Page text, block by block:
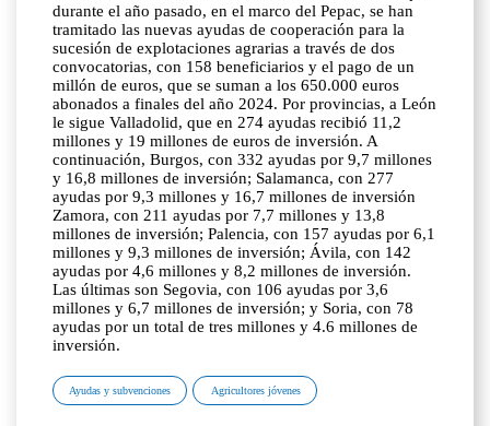
durante el año pasado, en el marco del Pepac, se han
tramitado las nuevas ayudas de cooperación para la
sucesión de explotaciones agrarias a través de dos
convocatorias, con 158 beneficiarios y el pago de un
millón de euros, que se suman a los 650.000 euros
abonados a finales del año 2024. Por provincias, a León
le sigue Valladolid, que en 274 ayudas recibió 11,2
millones y 19 millones de euros de inversión. A
continuación, Burgos, con 332 ayudas por 9,7 millones
y 16,8 millones de inversión; Salamanca, con 277
ayudas por 9,3 millones y 16,7 millones de inversión
Zamora, con 211 ayudas por 7,7 millones y 13,8
millones de inversión; Palencia, con 157 ayudas por 6,1
millones y 9,3 millones de inversión; Ávila, con 142
ayudas por 4,6 millones y 8,2 millones de inversión.
Las últimas son Segovia, con 106 ayudas por 3,6
millones y 6,7 millones de inversión; y Soria, con 78
ayudas por un total de tres millones y 4.6 millones de
inversión.
Ayudas y subvenciones Agricultores jóvenes